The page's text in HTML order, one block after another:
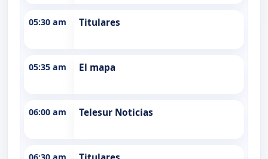
05:30 am Titulares
05:35 am El mapa
06:00 am Telesur Noticias
06:30 am